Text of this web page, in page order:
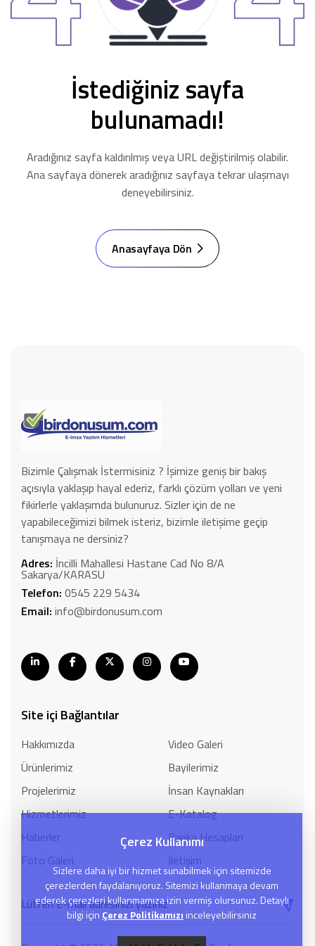
İstediğiniz sayfa
bulunamadı!
Aradığınız sayfa kaldırılmış veya URL değiştirilmiş olabilir.
Ana sayfaya dönerek aradığınız sayfaya tekrar ulaşmayı
deneyebilirsiniz.
Anasayfaya Dön
Bizimle Çalışmak İstermisiniz ? İşimize geniş bir bakış
açısıyla yaklaşıp hayal ederiz, farklı çözüm yolları ve yeni
fikirlerle yaklaşımda bulunuruz. Sizler için de ne
yapabileceğimizi bilmek isteriz, bizimle iletişime geçip
tanışmaya ne dersiniz?
Adres: İncilli Mahallesi Hastane Cad No 8/A
Sakarya/KARASU
Telefon: 0545 229 5434
Email: info@birdonusum.com
Site içi Bağlantılar
Hakkımızda
Ürünlerimiz
Projelerimiz
Hizmetlerimiz
Haberler
Foto Galeri
Video Galeri
Bayilerimiz
İnsan Kaynakları
E-Katalog
Banka Hesapları
İletişim
Çerez Kullanımı
Sizlere daha iyi bir hizmet sunabilmek için sitemizde
çerezlerden faydalanıyoruz. Sitemizi kullanmaya devam
ederek çerezleri kullanmamıza izin vermiş olursunuz. Detaylı
bilgi için Çerez Politikamızı inceleyebilirsiniz